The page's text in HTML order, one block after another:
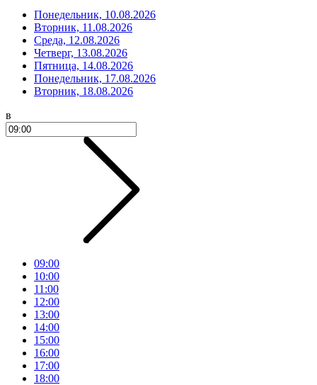
Понедельник, 10.08.2026
Вторник, 11.08.2026
Среда, 12.08.2026
Четверг, 13.08.2026
Пятница, 14.08.2026
Понедельник, 17.08.2026
Вторник, 18.08.2026
в
09:00
10:00
11:00
12:00
13:00
14:00
15:00
16:00
17:00
18:00